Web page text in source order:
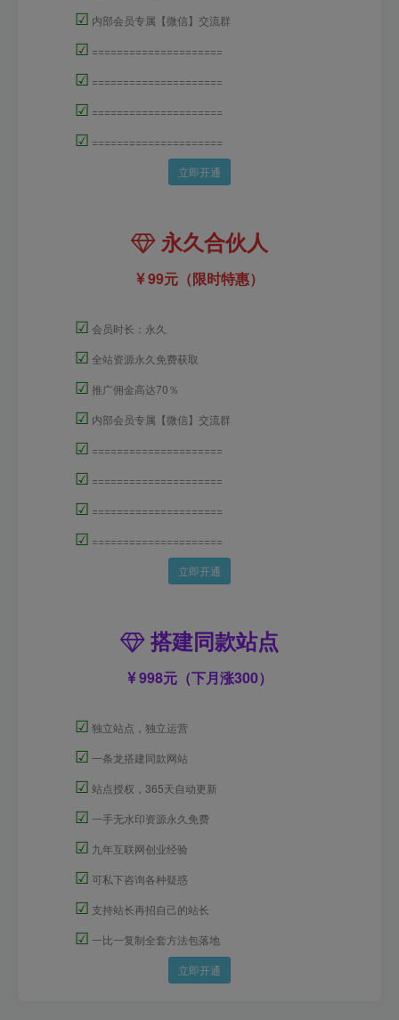
☑ 内部会员专属【微信】交流群
☑ =====================
☑ =====================
☑ =====================
☑ =====================
立即开通
永久合伙人
99元（限时特惠）
☑ 会员时长：永久
☑ 全站资源永久免费获取
☑ 推广佣金高达70％
☑ 内部会员专属【微信】交流群
☑ =====================
☑ =====================
☑ =====================
☑ =====================
立即开通
搭建同款站点
998元（下月涨300）
☑ 独立站点，独立运营
☑ 一条龙搭建同款网站
☑ 站点授权，365天自动更新
☑ 一手无水印资源永久免费
☑ 九年互联网创业经验
☑ 可私下咨询各种疑惑
☑ 支持站长再招自己的站长
☑ 一比一复制全套方法包落地
立即开通